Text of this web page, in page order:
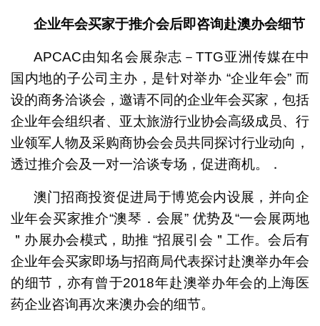
企业年会买家于推介会后即咨询赴澳办会细节
APCAC由知名会展杂志－TTG亚洲传媒在中
国内地的子公司主办，是针对举办 “企业年会” 而
设的商务洽谈会，邀请不同的企业年会买家，包括
企业年会组织者、亚太旅游行业协会高级成员、行
业领军人物及采购商协会会员共同探讨行业动向，
透过推介会及一对一洽谈专场，促进商机。．
澳门招商投资促进局于博览会内设展，并向企
业年会买家推介“澳琴．会展” 优势及“一会展两地
＂办展办会模式，助推 “招展引会＂工作。会后有
企业年会买家即场与招商局代表探讨赴澳举办年会
的细节，亦有曾于2018年赴澳举办年会的上海医
药企业咨询再次来澳办会的细节。